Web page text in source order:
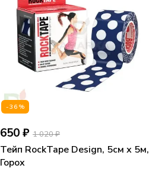
-36%
650 ₽ 1 020 ₽
Тейп RockTape Design, 5см х 5м,
Горох